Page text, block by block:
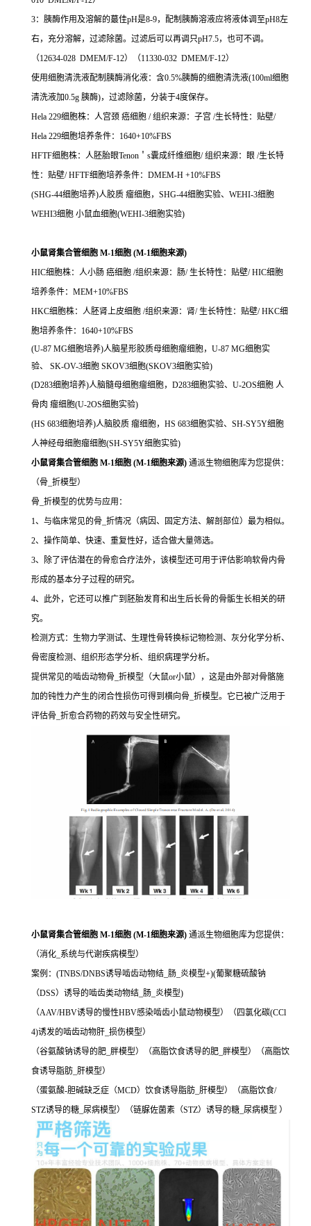
3：胰酶作用及溶解的蕞佳pH是8-9，配制胰酶溶液应将液体调至pH8左
右，充分溶解，过滤除菌。过滤后可以再调只pH7.5，也可不调。
（12634-028 DMEM/F-12）（11330-032 DMEM/F-12）
使用细胞清洗液配制胰酶消化液：含0.5%胰酶的细胞清洗液(100ml细胞
清洗液加0.5g 胰酶)，过滤除菌，分装于4度保存。
Hela 229细胞株：人宫颈 癌细胞 / 组织来源：子宫 /生长特性：贴壁/
Hela 229细胞培养条件：1640+10%FBS
HFTF细胞株：人胚胎眼Tenon＇s囊成纤维细胞/ 组织来源：眼 /生长特
性：贴壁/ HFTF细胞培养条件：DMEM-H +10%FBS
(SHG-44细胞培养)人胶质 瘤细胞，SHG-44细胞实验、WEHI-3细胞
WEHI3细胞 小鼠血细胞(WEHI-3细胞实验)
小鼠肾集合管细胞 M-1细胞 (M-1细胞来源)
HIC细胞株：人小肠 癌细胞 /组织来源：肠/ 生长特性：贴壁/ HIC细胞
培养条件：MEM+10%FBS
HKC细胞株：人胚肾上皮细胞 /组织来源：肾/ 生长特性：贴壁/ HKC细
胞培养条件：1640+10%FBS
(U-87 MG细胞培养)人脑星形胶质母细胞瘤细胞，U-87 MG细胞实
验、 SK-OV-3细胞 SKOV3细胞(SKOV3细胞实验)
(D283细胞培养)人脑髓母细胞瘤细胞，D283细胞实验、U-2OS细胞 人
骨肉 瘤细胞(U-2OS细胞实验)
(HS 683细胞培养)人脑胶质 瘤细胞，HS 683细胞实验、SH-SY5Y细胞
人神经母细胞瘤细胞(SH-SY5Y细胞实验)
小鼠肾集合管细胞 M-1细胞 (M-1细胞来源) 通派生物细胞库为您提供：
（骨_折模型）
骨_折模型的优势与应用：
1、与临床常见的骨_折情况（病因、固定方法、解剖部位）最为相似。
2、操作简单、快速、重复性好，适合做大量筛选。
3、除了评估潜在的骨愈合疗法外，该模型还可用于评估影响软骨内骨
形成的基本分子过程的研究。
4、此外，它还可以推广到胚胎发育和出生后长骨的骨骺生长相关的研
究。
检测方式：生物力学测试、生理性骨转换标记物检测、灰分化学分析、
骨密度检测、组织形态学分析、组织病理学分析。
提供常见的啮齿动物骨_折模型（大鼠or小鼠），这是由外部对骨骼施
加的钝性力产生的闭合性损伤可得到横向骨_折模型。它已被广泛用于
评估骨_折愈合药物的药效与安全性研究。
小鼠肾集合管细胞 M-1细胞 (M-1细胞来源) 通派生物细胞库为您提供：
（消化_系统与代谢疾病模型）
案例：(TNBS/DNBS诱导啮齿动物结_肠_炎模型+)(葡聚糖硫酸钠
（DSS）诱导的啮齿类动物结_肠_炎模型)
（AAV/HBV诱导的慢性HBV感染啮齿小鼠动物模型）（四氯化碳(CCl
4)诱发的啮齿动物肝_损伤模型）
（谷氨酸钠诱导的肥_胖模型）（高脂饮食诱导的肥_胖模型）（高脂饮
食诱导脂肪_肝模型）
（蛋氨酸-胆碱缺乏症（MCD）饮食诱导脂肪_肝模型）（高脂饮食/
STZ诱导的糖_尿病模型）（链脲佐菌素（STZ）诱导的糖_尿病模型 ）